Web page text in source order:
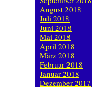
August 2018
Juli 2018
Juni 2018
Mai 2018
April 2018
März 2018
Februar 2018
Januar 2018
Dezember 2017